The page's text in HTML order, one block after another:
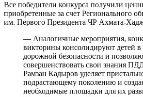
Все победители конкурса получили
приобретенные за счет Регионального
им. Первого Президента ЧР Ахмата-
— Аналогичные мероприятия,
викторины консолидируют детей в
дорожной безопасности и
совершенствовать свои знания
Рамзан Кадыров уделяет
подрастающему поколению и
необходимые площадки для их